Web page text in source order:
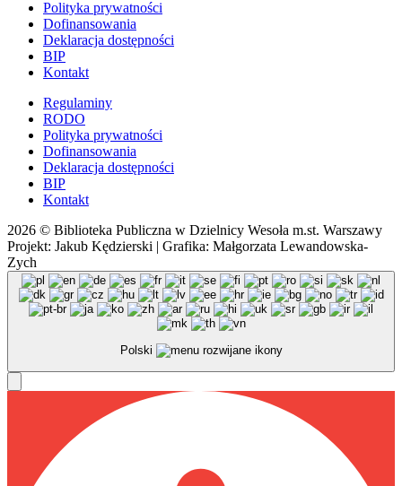
Polityka prywatności
Dofinansowania
Deklaracja dostępności
BIP
Kontakt
Regulaminy
RODO
Polityka prywatności
Dofinansowania
Deklaracja dostępności
BIP
Kontakt
2026 © Biblioteka Publiczna w Dzielnicy Wesoła m.st. Warszawy
Projekt: Jakub Kędzierski | Grafika: Małgorzata Lewandowska-
Zych
Polski